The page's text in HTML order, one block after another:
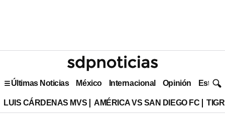
Últimas Noticias México Internacional Opinión Estilo
LUIS CÁRDENAS MVS AMÉRICA VS SAN DIEGO FC